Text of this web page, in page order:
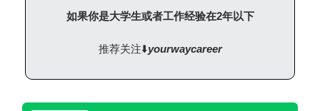
如果你是大学生或者工作经验在2年以下
推荐关注⬇️yourwaycareer